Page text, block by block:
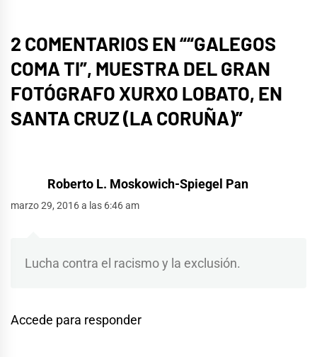
2 COMENTARIOS EN ““GALEGOS
COMA TI”, MUESTRA DEL GRAN
FOTÓGRAFO XURXO LOBATO, EN
SANTA CRUZ (LA CORUÑA)”
Roberto L. Moskowich-Spiegel Pan
marzo 29, 2016 a las 6:46 am
Lucha contra el racismo y la exclusión.
Accede para responder